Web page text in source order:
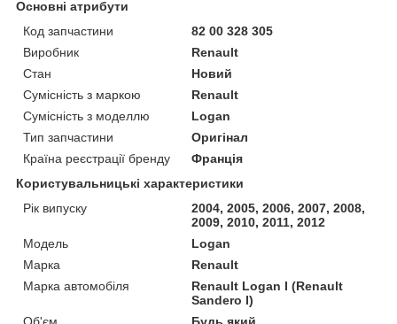
Основні атрибути
Код запчастини
82 00 328 305
Виробник
Renault
Стан
Новий
Сумісність з маркою
Renault
Сумісність з моделлю
Logan
Тип запчастини
Оригінал
Країна реєстрації бренду
Франція
Користувальницькі характеристики
Рік випуску
2004, 2005, 2006, 2007, 2008,
2009, 2010, 2011, 2012
Мoдель
Logan
Марка
Renault
Марка автомобіля
Renault Logan I (Renault
Sandero I)